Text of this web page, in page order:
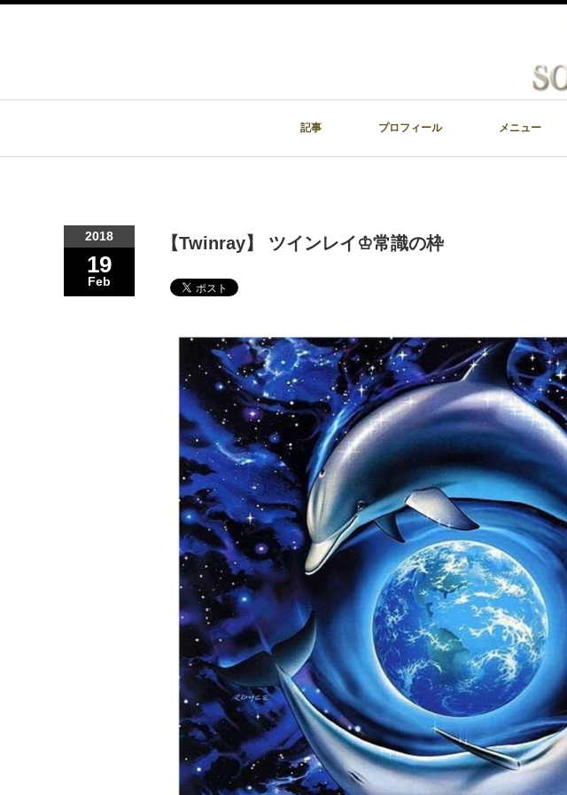
記事 プロフィール メニュー
2018
19
Feb
【Twinray】 ツインレイ♔常識の枠